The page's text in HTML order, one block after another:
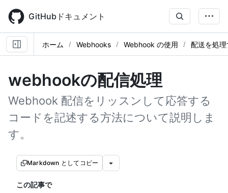
main
content
GitHubドキュメント
ホーム Webhooks Webhook の使用 配送を処
webhookの配信処理
Webhook 配信をリッスンして応答する
コードを記述する方法について説明しま
す。
Markdown としてコピー
この記事で